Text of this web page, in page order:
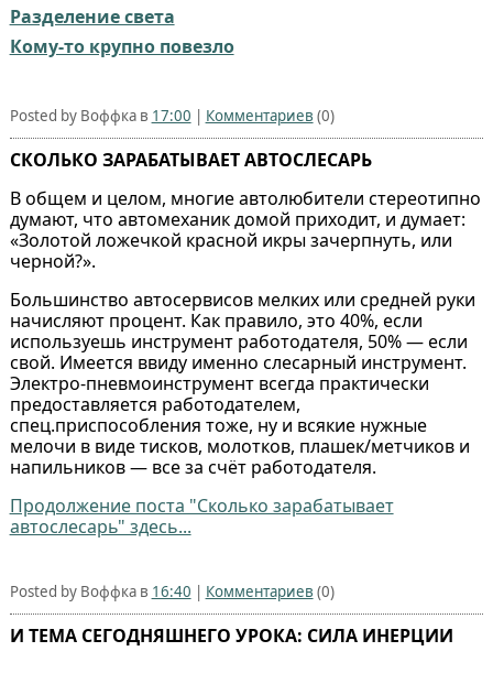
Разделение света
Кому-то крупно повезло
Posted by Воффка в 17:00 | Комментариев (0)
СКОЛЬКО ЗАРАБАТЫВАЕТ АВТОСЛЕСАРЬ
В общем и целом, многие автолюбители стереотипно
думают, что автомеханик домой приходит, и думает:
«Золотой ложечкой красной икры зачерпнуть, или
черной?».
Большинство автосервисов мелких или средней руки
начисляют процент. Как правило, это 40%, если
используешь инструмент работодателя, 50% — если
свой. Имеется ввиду именно слесарный инструмент.
Электро-пневмоинструмент всегда практически
предоставляется работодателем,
спец.приспособления тоже, ну и всякие нужные
мелочи в виде тисков, молотков, плашек/метчиков и
напильников — все за счёт работодателя.
Продолжение поста "Сколько зарабатывает
автослесарь" здесь...
Posted by Воффка в 16:40 | Комментариев (0)
И ТЕМА СЕГОДНЯШНЕГО УРОКА: СИЛА ИНЕРЦИИ